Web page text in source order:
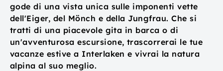
gode di una vista unica sulle imponenti vette
dell'Eiger, del Mönch e della Jungfrau. Che si
tratti di una piacevole gita in barca o di
un'avventurosa escursione, trascorrerai le tue
vacanze estive a Interlaken e vivrai la natura
alpina al suo meglio.